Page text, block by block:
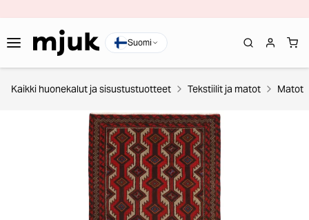
Suomi
Kaikki huonekalut ja sisustustuotteet Tekstiilit ja matot Matot